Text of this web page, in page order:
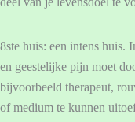
8ste huis: een intens huis.
en geestelijke pijn moet
bijvoorbeeld therapeut,
of medium te kunnen